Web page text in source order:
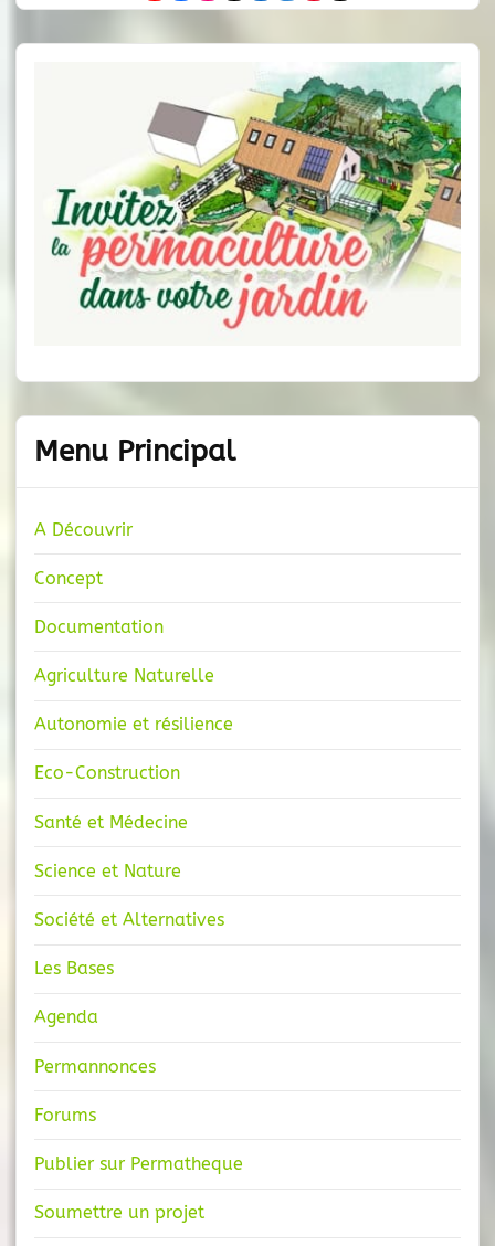
Menu Principal
A Découvrir
Concept
Documentation
Agriculture Naturelle
Autonomie et résilience
Eco-Construction
Santé et Médecine
Science et Nature
Société et Alternatives
Les Bases
Agenda
Permannonces
Forums
Publier sur Permatheque
Soumettre un projet